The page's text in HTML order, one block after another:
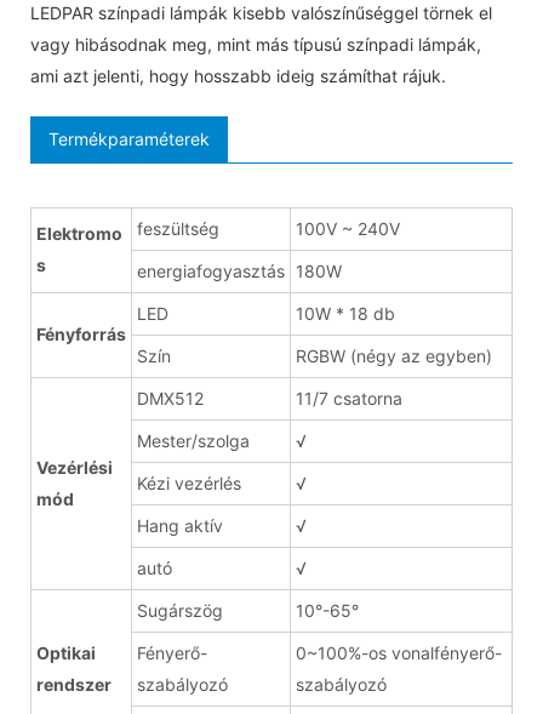
LEDPAR színpadi lámpák kisebb valószínűséggel törnek el
vagy hibásodnak meg, mint más típusú színpadi lámpák,
ami azt jelenti, hogy hosszabb ideig számíthat rájuk.
Termékparaméterek
Elektromo
s
feszültség 100V ~ 240V
energiafogyasztás 180W
Fényforrás
LED 10W * 18 db
Szín RGBW (négy az egyben)
Vezérlési
mód
DMX512 11/7 csatorna
Mester/szolga √
Kézi vezérlés √
Hang aktív √
autó √
Optikai
rendszer
Sugárszög 10°-65°
Fényerő-
szabályozó
0~100%-os vonalfényerő-
szabályozó